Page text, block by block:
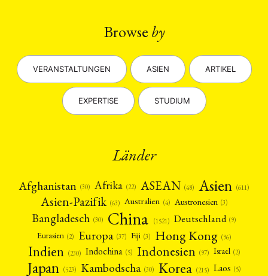
Browse by
VERANSTALTUNGEN ASIEN ARTIKEL
EXPERTISE STUDIUM
Länder
Afghanistan (30) Afrika (22) ASEAN (48) Asien (611)
Asien-Pazifik (63) Australien (4) Austronesien (3)
Bangladesch (30) China (1521) Deutschland (9)
Eurasien (2) Europa (37) Fiji (3) Hong Kong (96)
Indien (230) Indochina (5) Indonesien (97) Israel (2)
Japan (523) Kambodscha (30) Korea (215) Laos (5)